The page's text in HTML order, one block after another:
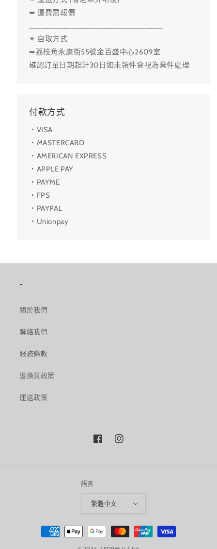
➥ 運費需報價
✴ 自取方式
➥荔枝角永康街55號金百盛中心2609室
確認訂單日期起計30日如未領件會視為棄件處理
付款方式
・VISA
・MASTERCARD
・AMERICAN EXPRESS
・APPLE PAY
・PAYME
・FPS
・PAYPAL
・Unionpay
-
關於我們
聯絡我們
服務條款
退換貨政策
運送政策
FacebookInstagram
語言
繁體中文
付
款